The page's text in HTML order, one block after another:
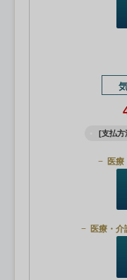
[支払方
医
医療・